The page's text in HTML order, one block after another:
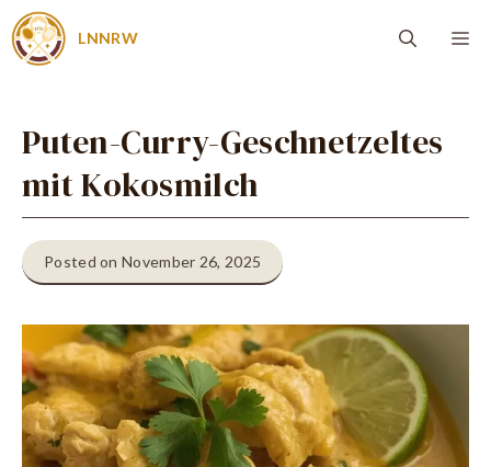
Zum
Inhalt
LNNRW
Puten-Curry-Geschnetzeltes
mit Kokosmilch
Posted on November 26, 2025